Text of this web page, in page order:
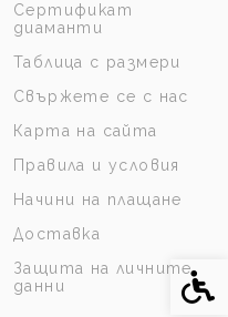
Сертификат
диаманти
Таблица с размери
Свържете се с нас
Карта на сайта
Правила и условия
Начини на плащане
Доставка
Защита на личните
данни